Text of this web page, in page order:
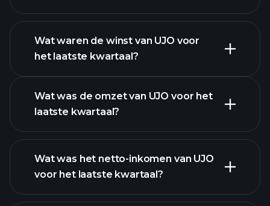
Wat waren de winst van UJO voor
het laatste kwartaal?
UJO winst
Wat was de omzet van UJO voor het
laatste kwartaal?
Wat was het netto-inkomen van UJO
voor het laatste kwartaal?